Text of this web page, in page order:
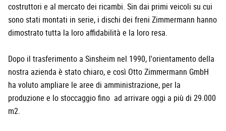
costruttori e al mercato dei ricambi. Sin dai primi veicoli su cui
sono stati montati in serie, i dischi dei freni Zimmermann hanno
dimostrato tutta la loro affidabilità e la loro resa.
Dopo il trasferimento a Sinsheim nel 1990, l'orientamento della
nostra azienda è stato chiaro, e così Otto Zimmermann GmbH
ha voluto ampliare le aree di amministrazione, per la
produzione e lo stoccaggio fino ad arrivare oggi a più di 29.000
m2.